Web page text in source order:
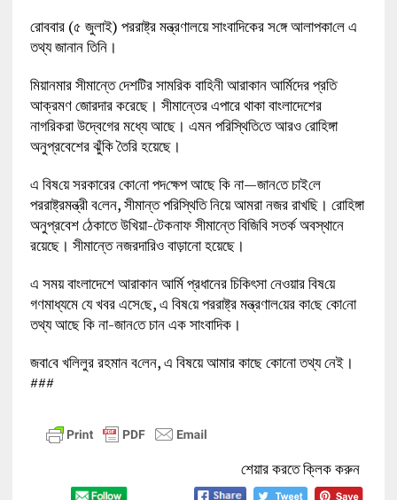
রোববার (৫ জুলাই) পররাষ্ট্র মন্ত্রণালয়ে সাংবাদিকের স‌ঙ্গে আলাপকা‌লে এ
তথ্য জানান তিনি।
মিয়ানমার সীমান্তে দেশটির সামরিক বাহিনী আরাকান আর্মিদের প্রতি
আক্রমণ জোরদার করেছে। সীমান্তের এপারে থাকা বাংলাদেশের
নাগরিকরা উদ্বেগের মধ্যে আছে। এমন প‌রি‌স্থি‌তি‌তে আরও রোহিঙ্গা
অনুপ্রবেশের ঝুঁকি তৈরি হয়েছে।
এ বিষ‌য়ে সরকারের কো‌নো পদ‌ক্ষেপ আছে কি না—জান‌তে চাই‌লে
পররাষ্ট্রমন্ত্রী ব‌লেন, সীমান্ত পরিস্থিতি নিয়ে আমরা নজর রাখছি। রোহিঙ্গা
অনুপ্রবেশ ঠেকাতে উখিয়া-টেকনাফ সীমান্তে বিজিবি সতর্ক অবস্থানে
রয়েছে। সীমান্তে নজরদারিও বাড়ানো হয়েছে।
এ সময় বাংলাদেশে আরাকান আর্মি প্রধানের চিকিৎসা নেওয়ার বিষ‌য়ে
গণমাধ্যমে যে খবর এসে‌ছে, এ বিষ‌য়ে পররাষ্ট্র মন্ত্রণাল‌য়ের কা‌ছে কো‌নো
তথ্য আছে কি না-জান‌তে চান এক সাংবা‌দিক।
জবা‌বে খ‌লিলুর রহমান ব‌লেন, এ বিষয়ে আমার কাছে কোনো তথ্য নেই।
###
শেয়ার করতে ক্লিক করুন